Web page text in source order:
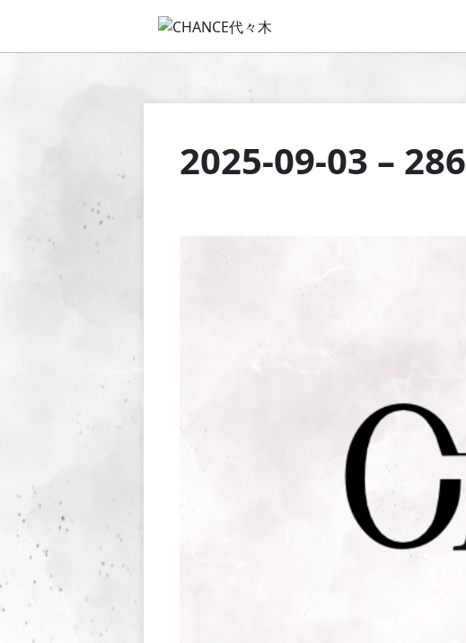
2025-09-03 – 286